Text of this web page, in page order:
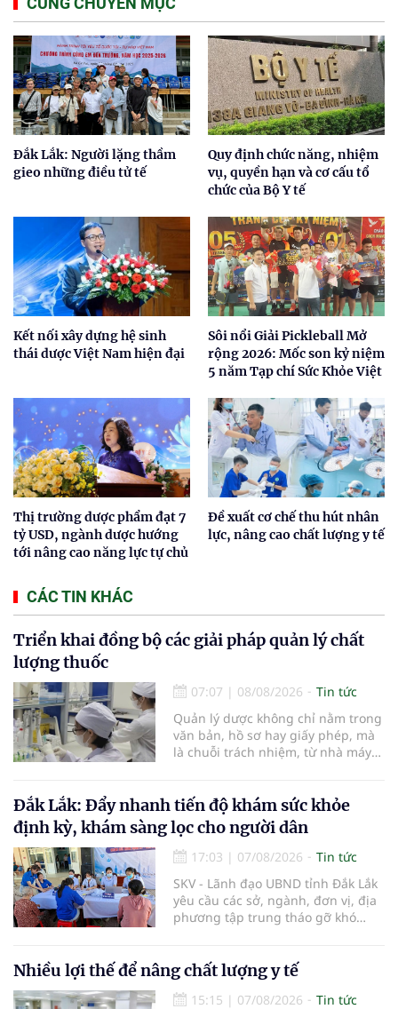
Đắk Lắk: Người lặng thầm
gieo những điều tử tế
Quy định chức năng, nhiệm
vụ, quyền hạn và cơ cấu tổ
chức của Bộ Y tế
Kết nối xây dựng hệ sinh
thái dược Việt Nam hiện đại
Sôi nổi Giải Pickleball Mở
rộng 2026: Mốc son kỷ niệm
5 năm Tạp chí Sức Khỏe Việt
Thị trường dược phẩm đạt 7
tỷ USD, ngành dược hướng
tới nâng cao năng lực tự chủ
Đề xuất cơ chế thu hút nhân
lực, nâng cao chất lượng y tế
CÁC TIN KHÁC
Triển khai đồng bộ các giải pháp quản lý chất
lượng thuốc
07:07 | 08/08/2026
Tin tức
Quản lý dược không chỉ nằm trong
văn bản, hồ sơ hay giấy phép, mà
là chuỗi trách nhiệm, từ nhà máy
bệnh... Ngành y tế từng bước tiêu
chuẩn hóa, quy chuẩn hóa và hội
nhập quốc tế nhằm giúp cho
người dân tiếp cận thuốc an toàn,
chất lượng, hiệu quả và giá hợp lý.
Đắk Lắk: Đẩy nhanh tiến độ khám sức khỏe
định kỳ, khám sàng lọc cho người dân
17:03 | 07/08/2026
Tin tức
SKV - Lãnh đạo UBND tỉnh Đắk Lắk
yêu cầu các sở, ngành, đơn vị, địa
phương tập trung tháo gỡ khó
sàng lọc cho 100% người dân trên
địa bàn tỉnh trong tháng 10/2026.
Nhiều lợi thế để nâng chất lượng y tế
15:15 | 07/08/2026
Tin tức